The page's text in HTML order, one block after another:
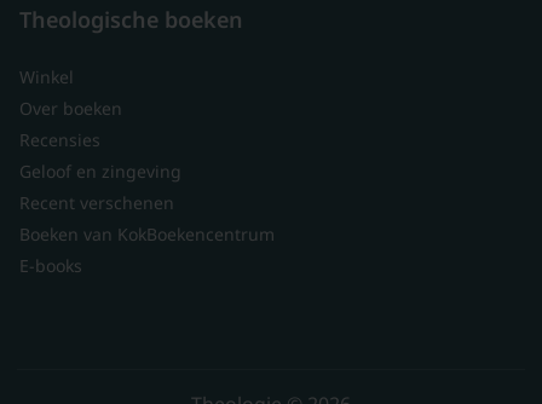
Theologische boeken
Winkel
Over boeken
Recensies
Geloof en zingeving
Recent verschenen
Boeken van KokBoekencentrum
E-books